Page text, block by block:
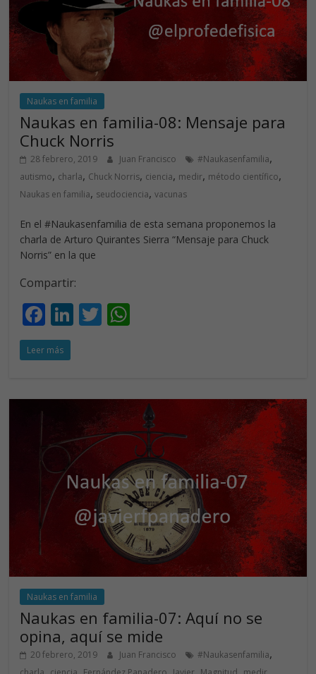
Naukas en familia
Naukas en familia-08: Mensaje para
Chuck Norris
28 febrero, 2019 Juan Francisco #Naukasenfamilia,
autismo, charla, Chuck Norris, ciencia, medir, método científico,
Naukas en familia, seudociencia,vacunas
En el #Naukasenfamilia de esta semana proponemos la
charla de Arturo Quirantes Sierra “Mensaje para Chuck
Norris” en la que
Compartir:
F
ac
e
o
o
k
Li
dI
n
T
A
p
p
Leer más
Naukas en familia
Naukas en familia-07: Aquí no se
opina, aquí se mide
20 febrero, 2019 Juan Francisco #Naukasenfamilia,